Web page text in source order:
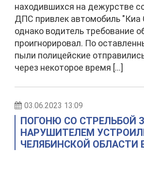
находившихся на дежурстве
ДПС привлек автомобиль "Киа
однако водитель требование
проигнорировал. По
пыли полицейские
через некоторое время […]
03.06.2023 13:09
ПОГОНЮ СО СТРЕЛЬБОЙ
НАРУШИТЕЛЕМ
ЧЕЛЯБИНСКОЙ ОБЛАСТИ